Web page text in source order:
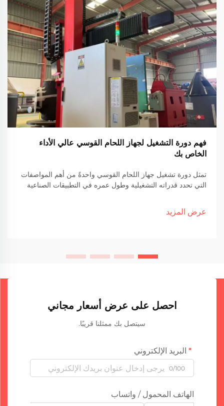
فهم دورة التشغيل لجهاز اللحام القوسي عالي الأداء
الخاص بك
تمثل دورة تشغيل جهاز اللحام القوسي واحدةً من أهم المواصفات
التي تحدد قدراته التشغيلية وطول عمره في التطبيقات الصناعية
يعمل خلالها جهاز اللحام القوسي الخاص بك...
عرض المزيد
احصل على عرض أسعار مجاني
سيتصل بك ممثلنا قريبًا.
البريد الإلكتروني
0/100
الهاتف المحمول / واتساب